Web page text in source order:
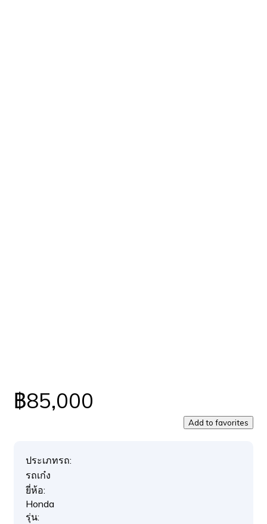
฿85,000
Add to favorites
ประเภทรถ:
รถเก๋ง
ยี่ห้อ:
Honda
รุ่น: